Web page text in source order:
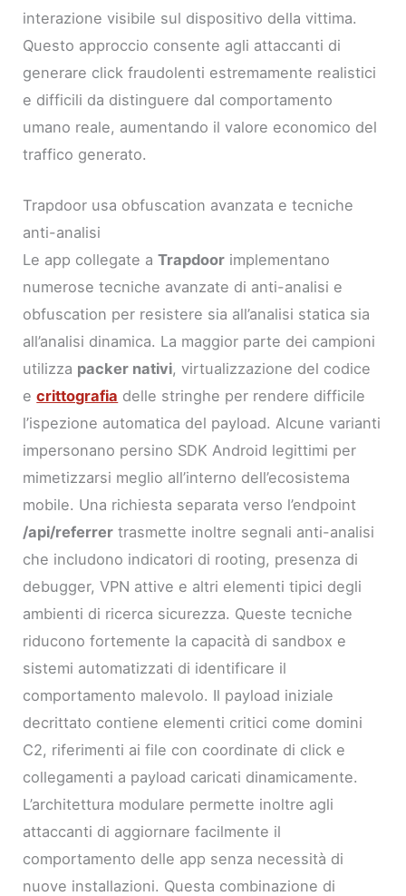
interazione visibile sul dispositivo della vittima.
Questo approccio consente agli attaccanti di
generare click fraudolenti estremamente realistici
e difficili da distinguere dal comportamento
umano reale, aumentando il valore economico del
traffico generato.
Trapdoor usa obfuscation avanzata e tecniche
anti-analisi
Le app collegate aTrapdoor implementano
numerose tecniche avanzate di anti-analisi e
obfuscation per resistere sia all’analisi statica sia
all’analisi dinamica. La maggior parte dei campioni
utilizza packer nativi, virtualizzazione del codice
ecrittografia delle stringhe per rendere difficile
l’ispezione automatica del payload. Alcune varianti
impersonano persino SDK Android legittimi per
mimetizzarsi meglio all’interno dell’ecosistema
mobile. Una richiesta separata verso l’endpoint
/api/referrer trasmette inoltre segnali anti-analisi
che includono indicatori di rooting, presenza di
debugger, VPN attive e altri elementi tipici degli
ambienti di ricerca sicurezza. Queste tecniche
riducono fortemente la capacità di sandbox e
sistemi automatizzati di identificare il
comportamento malevolo. Il payload iniziale
decrittato contiene elementi critici come domini
C2, riferimenti ai file con coordinate di click e
collegamenti a payload caricati dinamicamente.
L’architettura modulare permette inoltre agli
attaccanti di aggiornare facilmente il
comportamento delle app senza necessità di
nuove installazioni. Questa combinazione di